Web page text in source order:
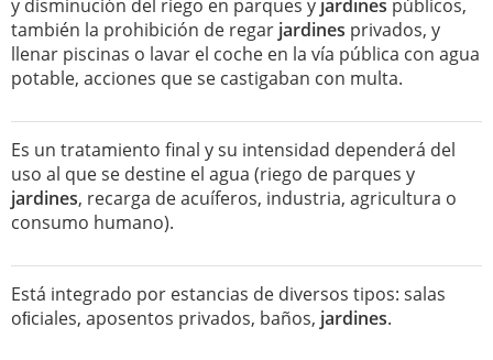
y disminución del riego en parques y jardines públicos,
también la prohibición de regar jardines privados, y
llenar piscinas o lavar el coche en la vía pública con agua
potable, acciones que se castigaban con multa.
Es un tratamiento final y su intensidad dependerá del
uso al que se destine el agua (riego de parques y
jardines, recarga de acuíferos, industria, agricultura o
consumo humano).
Está integrado por estancias de diversos tipos: salas
oﬁciales, aposentos privados, baños, jardines.